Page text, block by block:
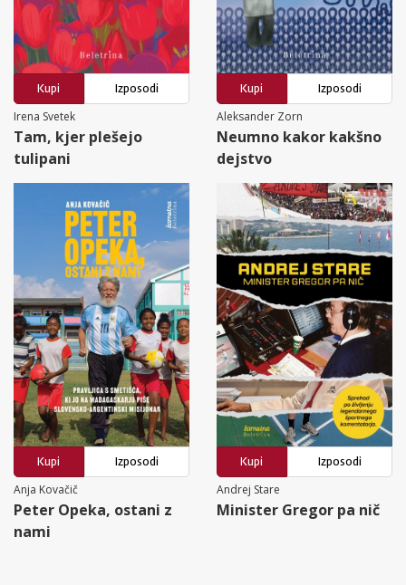
Kupi
Izposodi
Irena Svetek
Tam, kjer plešejo
tulipani
Kupi
Izposodi
Aleksander Zorn
Neumno kakor kakšno
dejstvo
Kupi
Izposodi
Anja Kovačič
Peter Opeka, ostani z
nami
Kupi
Izposodi
Andrej Stare
Minister Gregor pa nič